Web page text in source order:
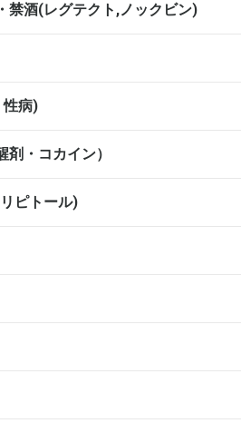
禁酒(レグテクト,ノックビン)
性病)
・コカイン）
ピトール)